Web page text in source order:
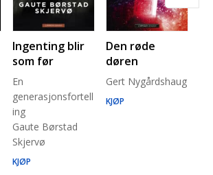
Ingenting blir
som før
En
generasjonsfortell
ing
Gaute Børstad
Skjervø
KJØP
Den røde
døren
Gert Nygårdshaug
KJØP